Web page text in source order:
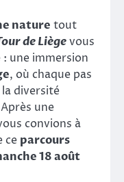
nature tout
de Liègevous
une immersion
, où chaque pas
diversité
une
convions à
ce parcours
18 août